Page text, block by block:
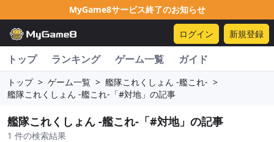
MyGame8サービス終了のお知らせ
ログイン 新規登録
トップ ランキング ゲーム一覧 ガイド
トップ > ゲーム一覧 > 艦隊これくしょん -艦これ- >
艦隊これくしょん -艦これ-「#対地」の記事
艦隊これくしょん -艦これ-「#対地」の記事
1 件の検索結果